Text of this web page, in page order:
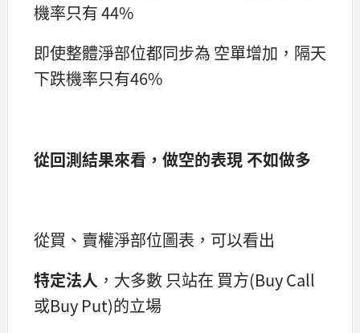
機率只有 44%
即使整體淨部位都同步為 空單增加，隔天
下跌機率只有46%
從回測結果來看，做空的表現 不如做多
從買、賣權淨部位圖表，可以看出
特定法人 ，大多數 只站在 買方(Buy Call
或Buy Put)的立場